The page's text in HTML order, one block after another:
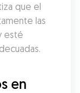
que el
las
esté
en